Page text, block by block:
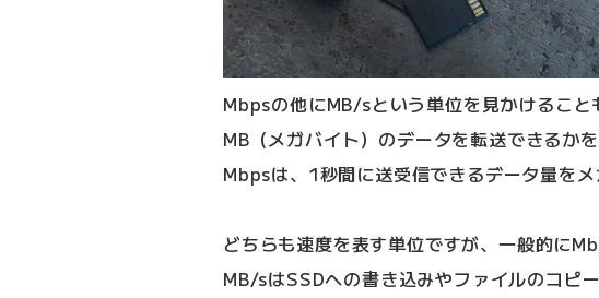
Mbpsの他にMB/sという単位を見かけるこ
MB（メガバイト）のデータを転送できるか
Mbpsは、1秒間に送受信できるデータ量をメ
どちらも速度を表す単位ですが、一般的に
MB/sはSSDへの書き込みやファイルのコピ